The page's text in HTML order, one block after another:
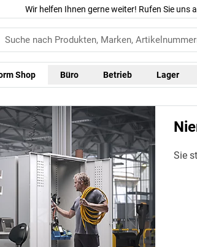
Wir helfen Ihnen gerne weiter! Rufen Sie uns
Shop Büro Betrieb Lager
Sie